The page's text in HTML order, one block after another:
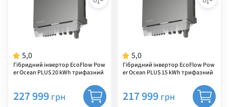
5,0
Гібридний інвертор EcoFlow Pow
er Ocean PLUS 20 kWh трифазний
227 999 грн
5,0
Гібридний інвертор EcoFlow Pow
er Ocean PLUS 15 kWh трифазний
217 999 грн